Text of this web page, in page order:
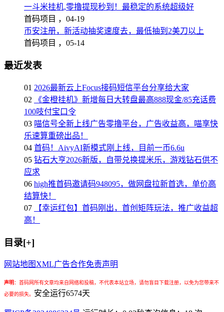
一斗米挂机,零撸提现秒到！最稳定的系统超级好
首码项目 ， 04-19
币安注册，新活动抽奖速度去，最低抽到2美刀以上
首码项目 ， 05-14
最近发表
01 2026最新云上Focus接码短信平台分享给大家
02
《金橙挂机》新增每日大转盘最高888现金/85充话费
100吱付宝口令
03 喵信号全新上线广告零撸平台，广告收益高，喵享快
乐速算重磅出品！
04 首码！AivyAI新模式刚上线，目前一币6.6u
05 钻石大亨2026新版，自带兑换提米乐，游戏钻石供不
应求
06 high推首码邀请码948095，做网盘拉新首选，单价高
结算快！
07
【幸运红包】首码刚出，首创矩阵玩法，推广收益超
高！
目录[+]
网站地图 XML广告合作免责声明
声明： 首码网所有文章均来自网络和投稿，不代表本站立场，请勿盲目下载注册，以免为您带来不
必要的损失。 安全运行6574天